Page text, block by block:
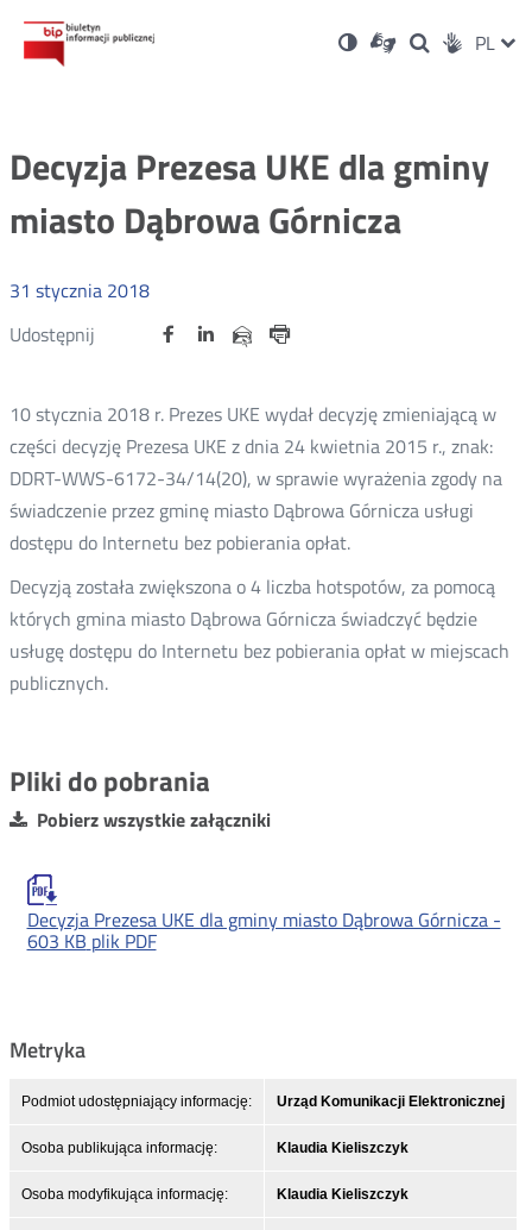
Ustawienia
Wersja
kontrastowa
Dla
niesłyszących
OtwórzOtwórz
w
Otwórz
w
Social PL
Decyzja Prezesa UKE dla gminy
miasto Dąbrowa Górnicza
31 stycznia 2018
Udostępnij
Udostępnij
Otwórz Udostępnij
na
OtwórzUdostępnij
na
OtwórzUdostępnij
przez
10 stycznia 2018 r. Prezes UKE wydał decyzję zmieniającą w
części decyzję Prezesa UKE z dnia 24 kwietnia 2015 r., znak:
DDRT-WWS-6172-34/14(20), w sprawie wyrażenia zgody na
świadczenie przez gminę miasto Dąbrowa Górnicza usługi
dostępu do Internetu bez pobierania opłat.
Decyzją została zwiększona o 4 liczba hotspotów, za pomocą
których gmina miasto Dąbrowa Górnicza świadczyć będzie
usługę dostępu do Internetu bez pobierania opłat w miejscach
publicznych.
Pliki do pobrania
Pobierz wszystkie załączniki
Decyzja Prezesa UKE dla gminy miasto Dąbrowa Górnicza -
603 KB plik PDF
Metryka
Podmiot udostępniający informację: Urząd Komunikacji Elektronicznej
Osoba publikująca informację: Klaudia Kieliszczyk
Osoba modyfikująca informację: Klaudia Kieliszczyk